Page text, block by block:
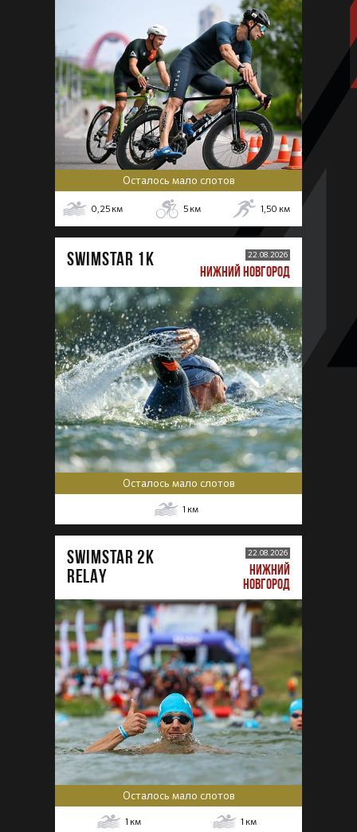
Осталось мало слотов
0,25 км 5 км 1,50 км
SWIMSTAR 1K 22.08.2026
НИЖНИЙ НОВГОРОД
Осталось мало слотов
1 км
SWIMSTAR 2K
RELAY
22.08.2026
НИЖНИЙ
НОВГОРОД
Осталось мало слотов
1 км 1 км